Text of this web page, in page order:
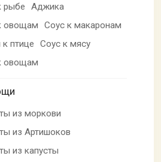
рыбе
Аджика
овощам
Соус к макаронам
птице
Соус к мясу
овощам
из моркови
из Артишоков
из капусты